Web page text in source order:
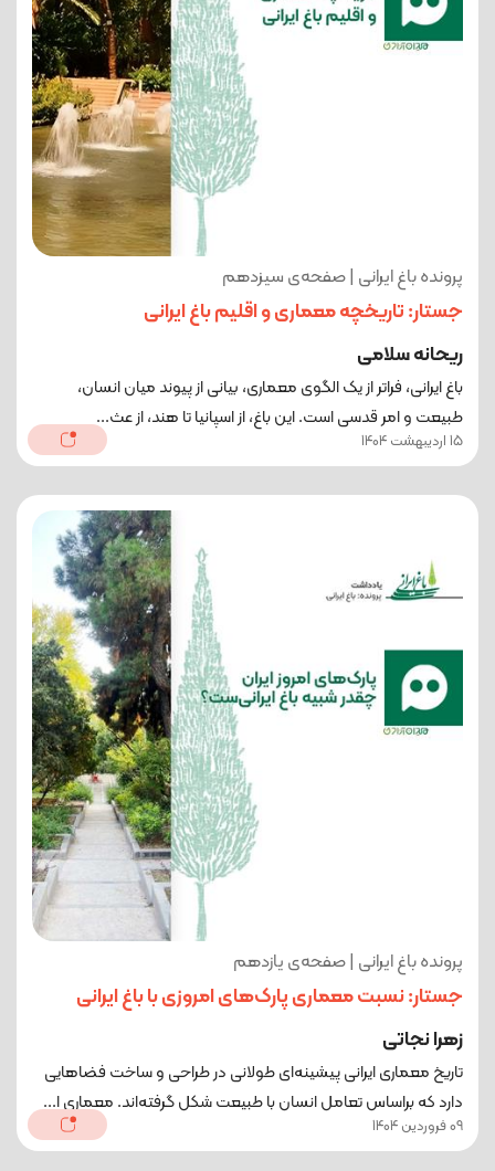
پرونده باغ ایرانی | صفحه‌ی سیزدهم
جستار: تاریخچه معماری و اقلیم باغ ایرانی
ریحانه سلامی
باغ ایرانی، فراتر از یک الگوی معماری، بیانی از پیوند میان انسان،
طبیعت و امر قدسی است. این باغ، از اسپانیا تا هند، از عث...
15 اردیبهشت 1404
پرونده باغ ایرانی | صفحه‌ی یازدهم
جستار: نسبت معماری پارک‌های امروزی با باغ ایرانی
زهرا نجاتی
تاریخ معماری ایرانی پیشینه‌ای طولانی در طراحی و ساخت فضاهایی
دارد که براساس تعامل انسان با طبیعت شکل گرفته‌اند. معماری ا...
09 فروردین 1404